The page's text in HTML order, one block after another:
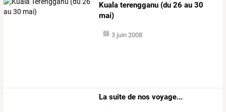
Kuala terengganu (du 26 au 30
mai)
3 juin 2008
La suite de nos voyage...